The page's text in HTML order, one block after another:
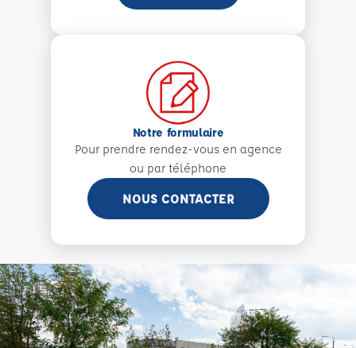
Notre formulaire
Pour prendre rendez-vous en agence
ou par téléphone
NOUS CONTACTER